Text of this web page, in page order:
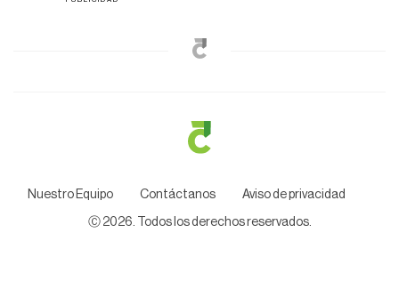
Nuestro Equipo Contáctanos Aviso de privacidad
Ⓒ 2026. Todos los derechos reservados.